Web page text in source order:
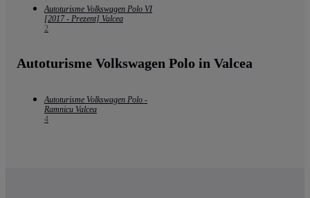
Autoturisme Volkswagen Polo VI
[2017 - Prezent] Valcea
2
Autoturisme Volkswagen Polo in Valcea
Autoturisme Volkswagen Polo -
Ramnicu Valcea
4